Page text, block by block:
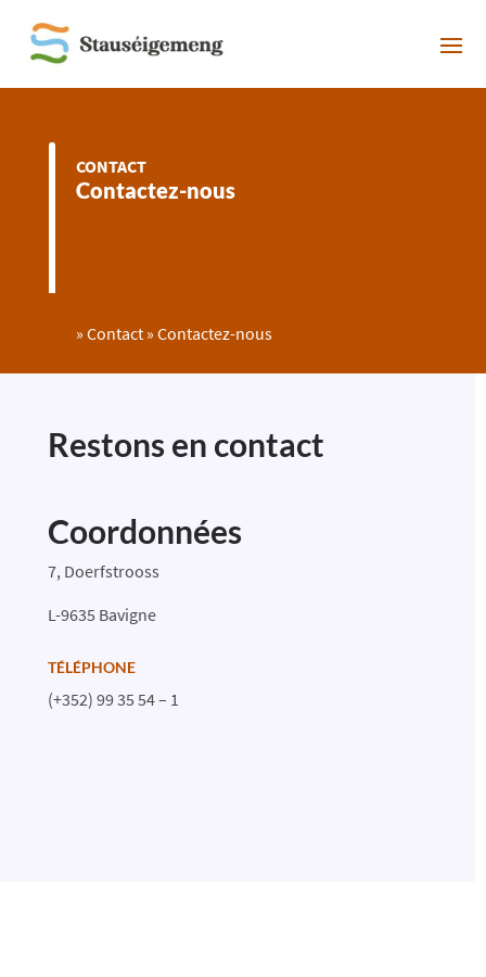
CONTACT
Contactez-nous
» Contact » Contactez-nous
Restons en contact
Coordonnées
7, Doerfstrooss
L-9635 Bavigne
TÉLÉPHONE
(+352) 99 35 54 – 1